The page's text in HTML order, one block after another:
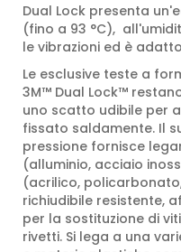
Dual Lock presenta
(fino a 93 °C),
le vibrazioni ed è
Le esclusive teste a
3M™ Dual Lock™
uno scatto udibile per
fissato saldamente. Il
pressione fornisce
(alluminio, acciaio
(acrilico,
richiudibile resistente,
per la sostituzione di
rivetti. Si lega a una